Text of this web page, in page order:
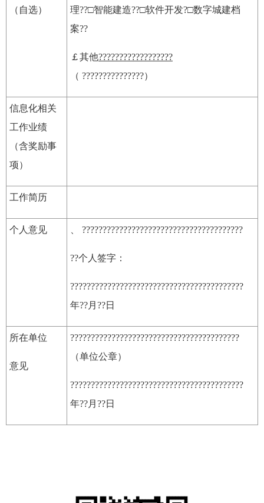
（自选）
理??□智能建造??□软件开发?□数字城建档
案??
￡其他??????????????????
（ ???????????????）
信息化相关
工作业绩
（含奖励事
项）
工作简历
个人意见 、 ???????????????????????????????????????
??个人签字：
??????????????????????????????????????????
年??月??日
所在单位
意见
?????????????????????????????????????????
（单位公章）
??????????????????????????????????????????
年??月??日